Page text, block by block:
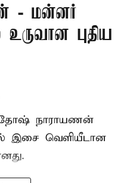
- மன்னர்
புதிய
நாராயணன்
இசை வெளியீடான